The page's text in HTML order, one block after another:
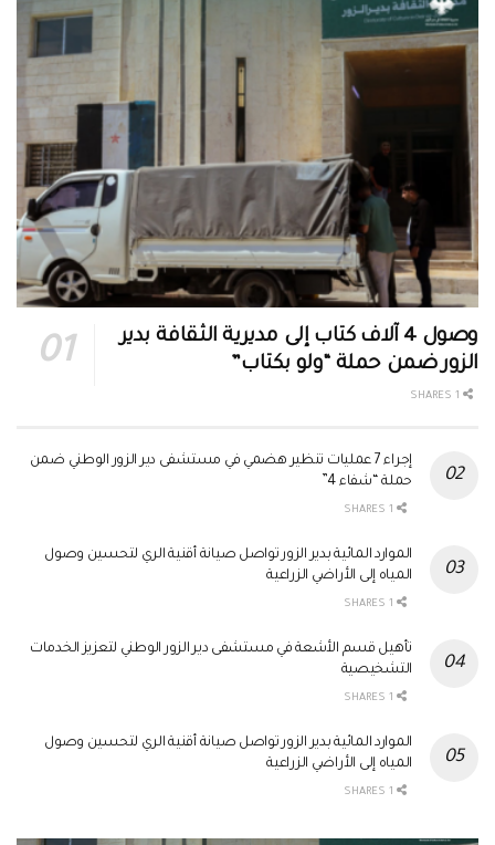
وصول 4 آلاف كتاب إلى مديرية الثقافة بدير
الزور ضمن حملة “ولو بكتاب”
إجراء 7 عمليات تنظير هضمي في مستشفى دير الزور الوطني ضمن
حملة “شفاء 4”
الموارد المائية بدير الزور تواصل صيانة أقنية الري لتحسين وصول
المياه إلى الأراضي الزراعية
تأهيل قسم الأشعة في مستشفى دير الزور الوطني لتعزيز الخدمات
التشخيصية
الموارد المائية بدير الزور تواصل صيانة أقنية الري لتحسين وصول
المياه إلى الأراضي الزراعية